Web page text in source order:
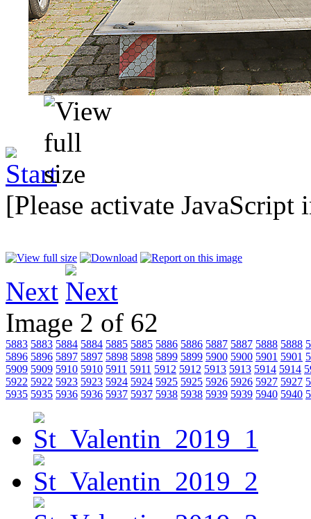
[Please activate
Next
Image 2 of 62
5883 5883 5884 5884 5885 5885 5886 5886 5887 5887 5888 5888
5896 5896 5897 5897 5898 5898 5899 5899 5900 5900 5901 5901
5909 5909 5910 5910 5911 5911 5912 5912 5913 5913 5914 5914
5922 5922 5923 5923 5924 5924 5925 5925 5926 5926 5927 5927
5935 5935 5936 5936 5937 5937 5938 5938 5939 5939 5940 5940